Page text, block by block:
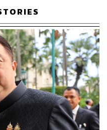
งหน้าอีกประมาณ 2,000
กลางมีปริมาณน้ำไหลลง
ล่งน้ำขนาดกลาง ที่มี
แห่ง พ้นวิกฤต มีน้ำเพิ่ม
29 แห่ง ซึ่งปริมาณน้ำที่
นน้ำต้นทุนสำหรับสำรอง
นทุนในฤดูแล้งหน้าต่อไป
แห่งที่ยังมีน้ำไหลเข้าน้อย
อนแม่กวงอุดมธารา, เขื่อน
, เขื่อนอุบลรัตน์, เขื่อนลำ